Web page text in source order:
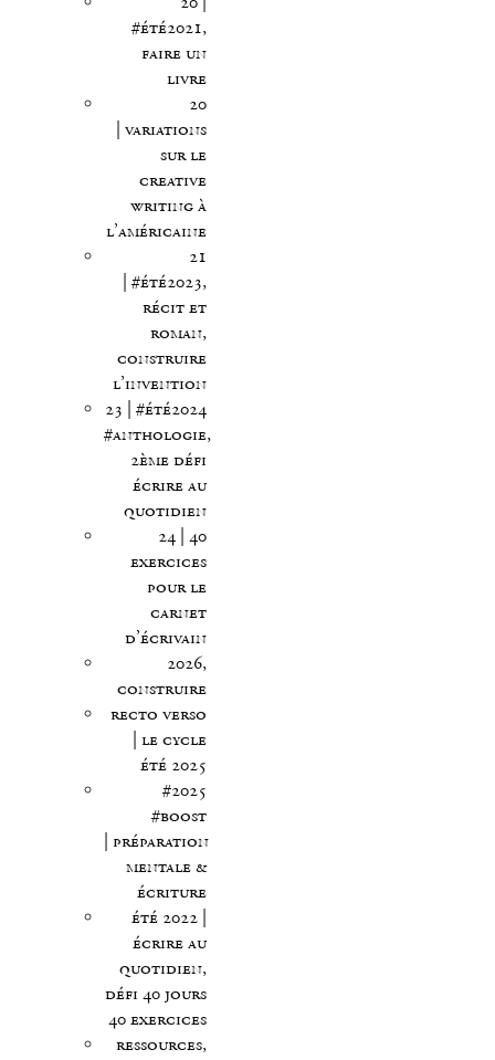
#été2021,
faire un
livre
20
| variations
sur le
creative
writing à
l’américaine
21
| #été2023,
récit et
roman,
construire
l’invention
23 | #été2024
#anthologie,
2ème défi
écrire au
quotidien
24 | 40
exercices
pour le
carnet
d’écrivain
2026,
construire
recto verso
| le cycle
été 2025
#2025
#boost
| préparation
mentale &
écriture
été 2022 |
écrire au
quotidien,
défi 40 jours
40 exercices
ressources,